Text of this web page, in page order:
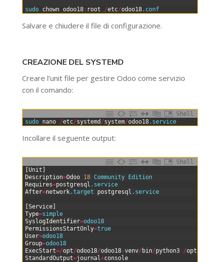
sudo chown odoo18: root /etc/odoo18.conf
Salvare e chiudere il file di configurazione.
CREAZIONE DEL SYSTEMD
Creare l’unit file per gestire Odoo come servizio
con il comando:
Shell
sudo nano /etc/systemd /system/odoo18.service
Incollare il seguente output:
Shell
Unit
Description=Odoo 18 Community
Edition
Requires=postgresql .service
After=network.target postgresql .service
Service]
Type=simple
SyslogIdentifier=odoo18
PermissionsStartOnly=true
User=odoo18
Group=odoo18
ExecStart=/opt/odoo18/odoo18-venv/ bin/python3 /opt
StandardOutput=journal+console